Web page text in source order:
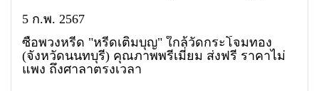
5 ก.พ. 2567
ซื้อพวงหรีด "หรีดเติมบุญ" ใกล้วัดกระโจมทอง
(จังหวัดนนทบุรี) คุณภาพพรีเมี่ยม ส่งฟรี ราคาไม่
แพง ถึงศาลาตรงเวลา